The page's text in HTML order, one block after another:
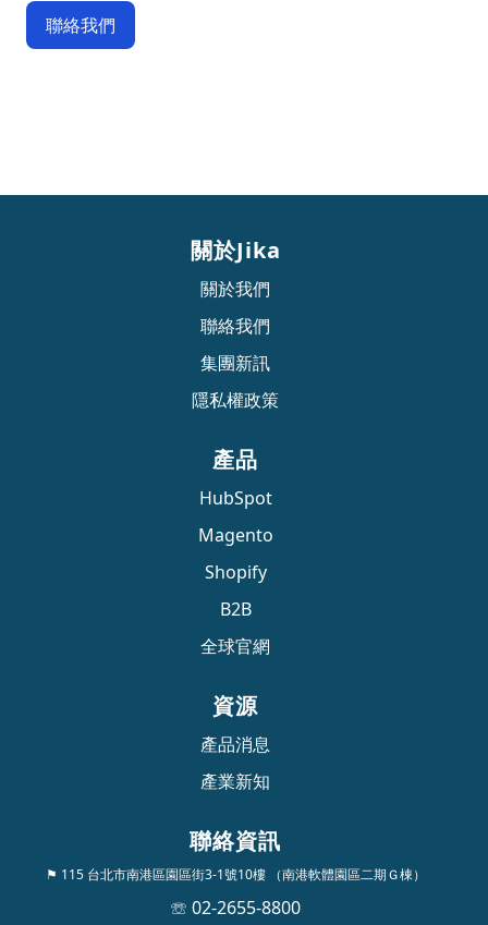
聯絡我們
關於Jika
關於我們
聯絡我們
集團新訊
隱私權政策
產品
HubSpot
Magento
Shopify
B2B
全球官網
資源
產品消息
產業新知
聯絡資訊
⚑ 115 台北市南港區園區街3-1號10樓 （南港軟體園區二期Ｇ棟）
☏ 02-2655-8800